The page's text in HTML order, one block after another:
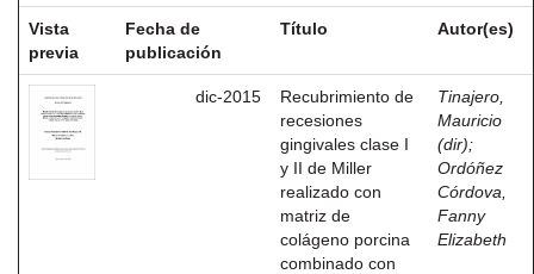
Vista
previa
Fecha de
publicación
Título Autor(es)
dic-2015
Recubrimiento de
recesiones
gingivales clase I
y II de Miller
realizado con
matriz de
colágeno porcina
combinado con
Tinajero,
Mauricio
(dir);
Ordóñez
Córdova,
Fanny
Elizabeth